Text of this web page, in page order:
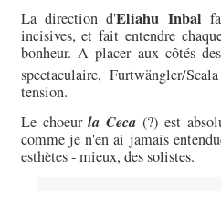
La direction d'Eliahu Inbal
incisives, et fait entendre
bonheur. A placer aux côtés
spectaculaire, Furtwängler/
tension.
Le choeurla Ceca (?) est
comme je n'en ai jamais
esthètes - mieux, des solistes.